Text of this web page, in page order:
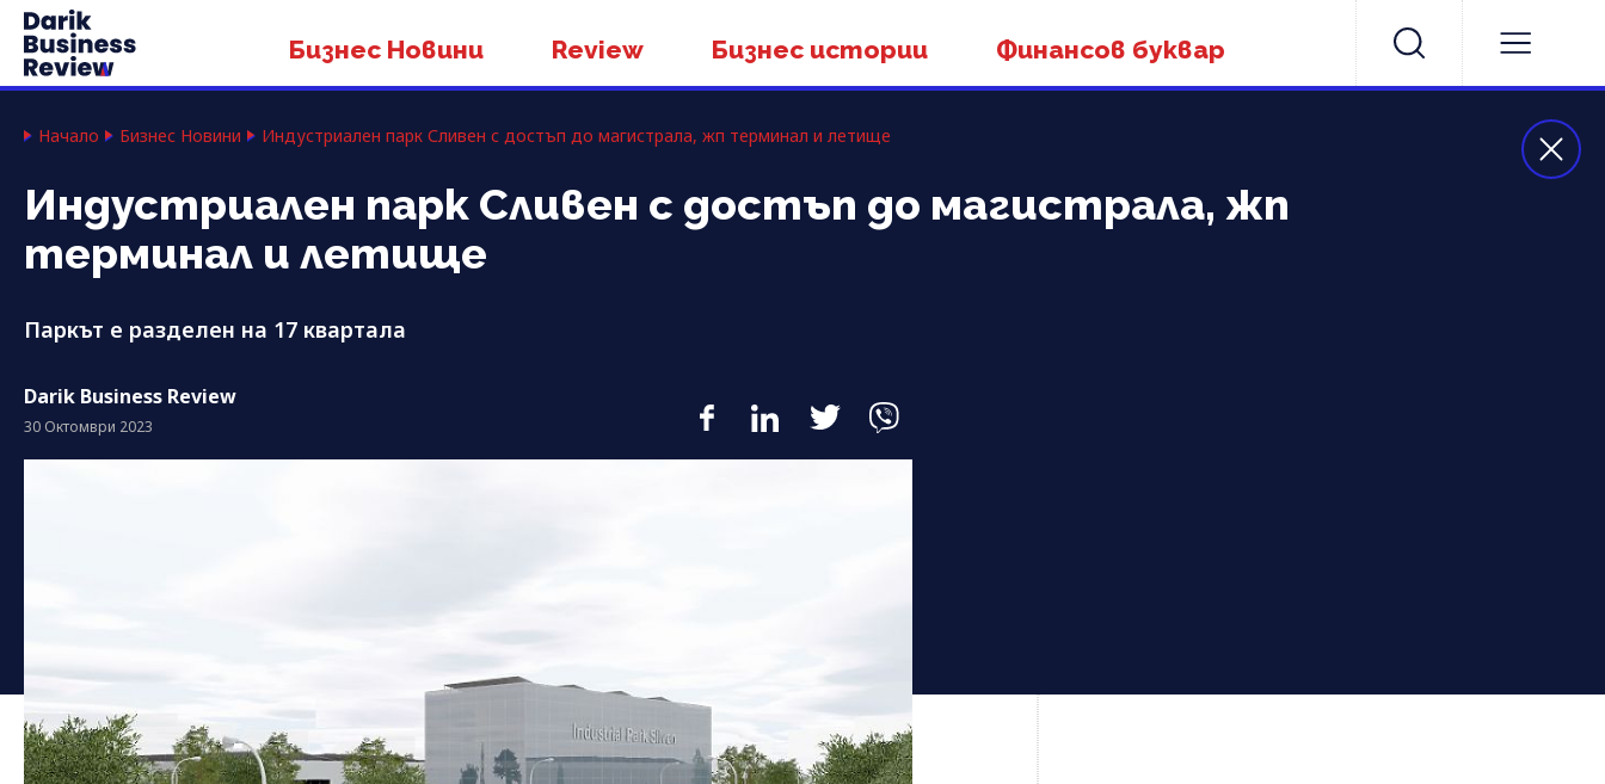
Бизнес Новини Review Бизнес истории Финансов буквар
Начало Бизнес Новини Индустриален парк Сливен с достъп до магистрала, жп терминал и летище
Индустриален парк Сливен с достъп до магистрала, жп
терминал и летище
Паркът е разделен на 17 квартала
Darik Business Review
30 Октомври 2023